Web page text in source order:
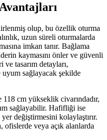
olup, bu özellik oturma
uzun süreli oturmalarda
imkan tanır. Bağlama
kaymasını önler ve güvenli
tasarım detayları,
uyum sağlayacak şekilde
cm yükseklik civarındadır,
sağlayabilir. Hafifliği ise
değiştirmesini kolaylaştırır.
veya açık alanlarda